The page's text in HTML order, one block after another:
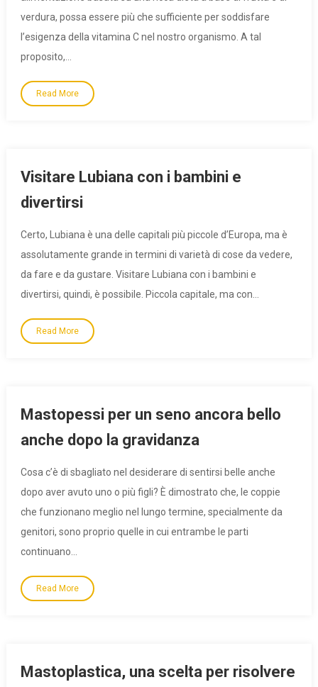
verdura, possa essere più che sufficiente per soddisfare
l’esigenza della vitamina C nel nostro organismo. A tal
proposito,…
Read More
Visitare Lubiana con i bambini e
divertirsi
Certo, Lubiana è una delle capitali più piccole d’Europa, ma è
assolutamente grande in termini di varietà di cose da vedere,
da fare e da gustare. Visitare Lubiana con i bambini e
divertirsi, quindi, è possibile. Piccola capitale, ma con…
Read More
Mastopessi per un seno ancora bello
anche dopo la gravidanza
Cosa c’è di sbagliato nel desiderare di sentirsi belle anche
dopo aver avuto uno o più figli? È dimostrato che, le coppie
che funzionano meglio nel lungo termine, specialmente da
genitori, sono proprio quelle in cui entrambe le parti
continuano…
Read More
Mastoplastica, una scelta per risolvere